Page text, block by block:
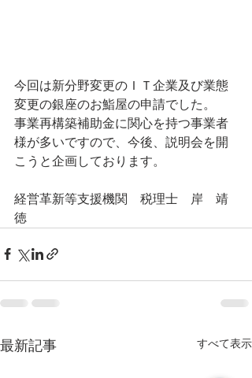
今回は新分野変更のＩＴ企業及び業態
変更の銀座のお鮨屋の申請でした。
事業再構築補助金に関心を持つ事業者
様が多いですので、今後、説明会を開
こうと企画しております。
経営革新等支援機関　税理士　岸　靖
徳
最新記事 すべて表示